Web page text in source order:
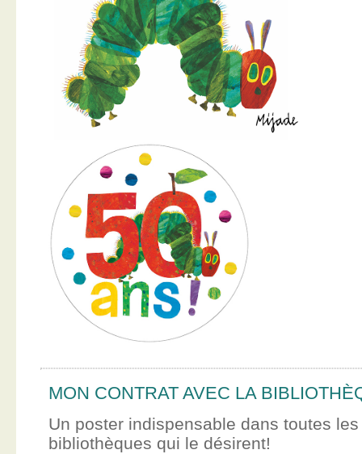
MON CONTRAT AVEC LA
Un poster indispensable dans toutes
bibliothèques qui le désirent!